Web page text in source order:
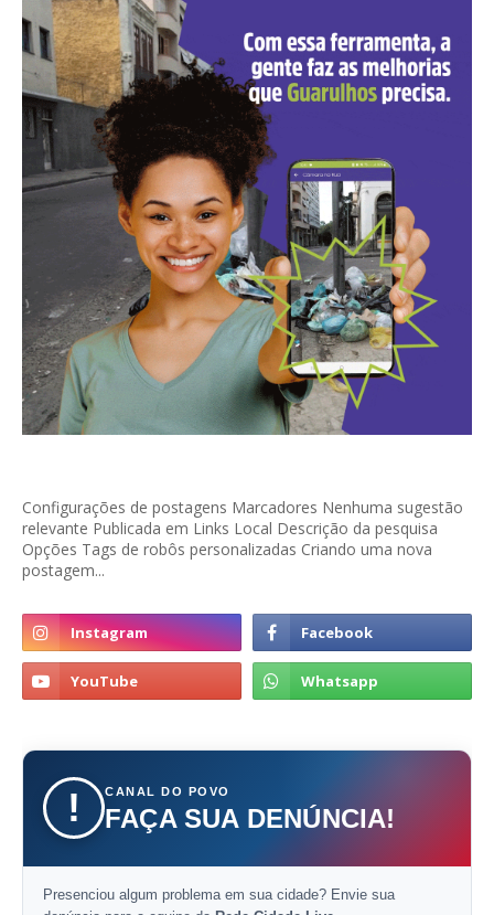
Configurações de postagens Marcadores Nenhuma sugestão
relevante Publicada em Links Local Descrição da pesquisa
Opções Tags de robôs personalizadas Criando uma nova
postagem...
! CANAL DO POVO
FAÇA SUA DENÚNCIA!
Presenciou algum problema em sua cidade? Envie sua